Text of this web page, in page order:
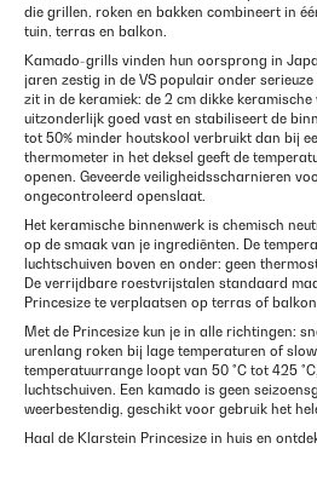
die grillen, roken en bakken combineert in
tuin, terras en balkon.
Kamado-grills vinden hun oorsprong in
jaren zestig in de VS populair onder
zit in de keramiek: de 2 cm dikke
uitzonderlijk goed vast en stabiliseert de
tot 50% minder houtskool verbruikt dan bij
thermometer in het deksel geeft de
openen. Geveerde veiligheidsscharnieren
ongecontroleerd openslaat.
Het keramische binnenwerk is chemisch
op de smaak van je ingrediënten. De
luchtschuiven boven en onder: geen
De verrijdbare roestvrijstalen standaard
Princesize te verplaatsen op terras of
Met de Princesize kun je in alle richtingen:
urenlang roken bij lage temperaturen of
temperatuurrange loopt van 50 °C tot 425
luchtschuiven. Een kamado is geen
weerbestendig, geschikt voor gebruik het
Haal de Klarstein Princesize in huis en